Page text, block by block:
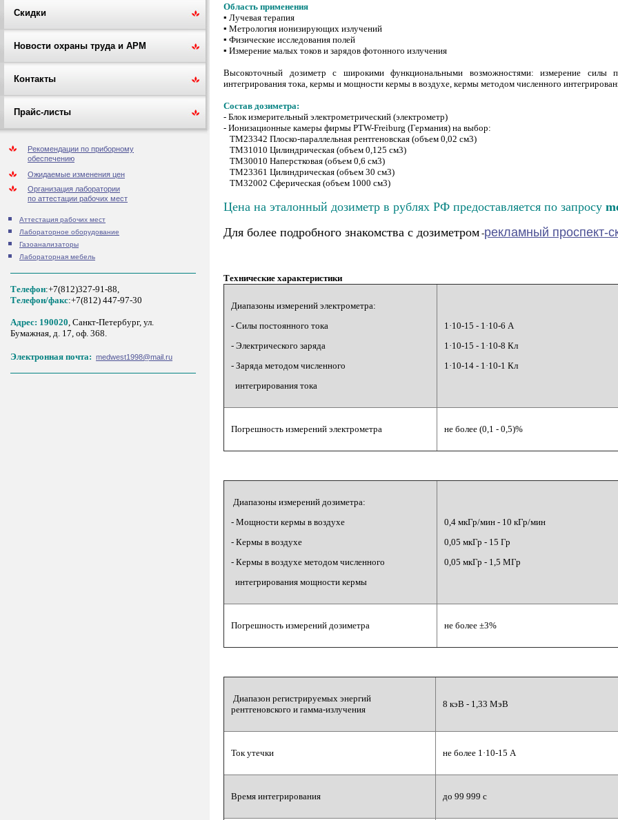
Скидки
Новости охраны труда и АРМ
Контакты
Прайс-листы
Рекомендации по приборному
обеспечению
Ожидаемые изменения цен
Организация лаборатории
по аттестации рабочих мест
Аттестация рабочих мест
Лабораторное оборудование
Газоанализаторы
Лабораторная мебель
Телефон:+7(812)327-91-88,
Tелефон/факс:+7(812) 447-97-30
Адрес: 190020, Санкт-Петербург, ул.
Бумажная, д. 17, оф. 368.
Электронная почта: medwest1998@mail.ru
Область применения
▪ Лучевая терапия
▪ Метрология ионизирующих излучений
▪ Физические исследования полей
▪ Измерение малых токов и зарядов фотонного излучения
Высокоточный дозиметр с широкими функциональными возможностями: измерение силы
интегрирования тока, кермы и мощности кермы в воздухе, кермы методом численного
Состав дозиметра:
- Блок измерительный электрометрический (электрометр)
- Ионизационные камеры фирмы PTW-Freiburg (Германия) на выбор:
TМ23342 Плоско-параллельная рентгеновская (объем 0,02 см3)
TМ31010 Цилиндрическая (объем 0,125 см3)
TМ30010 Наперстковая (объем 0,6 см3)
TМ23361 Цилиндрическая (объем 30 см3)
TМ32002 Сферическая (объем 1000 см3)
Цена на эталонный дозиметр в рублях РФ предоставляется по запросу
Для более подробного знакомства с дозиметром -рекламный проспект-
Технические характеристики
Диапазоны измерений электрометра:
- Силы постоянного тока
- Электрического заряда
- Заряда методом численного
интегрирования тока
1·10-15 - 1·10-6 А
1·10-15 - 1·10-8 Кл
1·10-14 - 1·10-1 Кл
Погрешность измерений электрометра не более (0,1 - 0,5)%
Диапазоны измерений дозиметра:
- Мощности кермы в воздухе
- Кермы в воздухе
- Кермы в воздухе методом численного
интегрирования мощности кермы
0,4 мкГр/мин - 10 кГр/мин
0,05 мкГр - 15 Гр
0,05 мкГр - 1,5 МГр
Погрешность измерений дозиметра не более ±3%
Диапазон регистрируемых энергий
рентгеновского и гамма-излучения
8 кэВ - 1,33 МэВ
Ток утечки не более 1·10-15 А
Время интегрирования до 99 999 с